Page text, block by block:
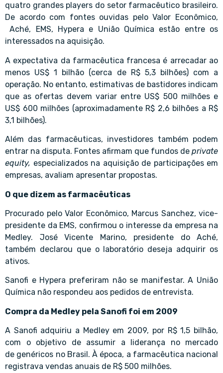
quatro grandes players do setor farmacêutico brasileiro.
De acordo com fontes ouvidas pelo Valor Econômico,
Aché, EMS, Hypera e União Química estão entre os
interessados na aquisição.
A expectativa da farmacêutica francesa é arrecadar ao
menos US$ 1 bilhão (cerca de R$ 5,3 bilhões) com a
operação. No entanto, estimativas de bastidores indicam
que as ofertas devem variar entre US$ 500 milhões e
US$ 600 milhões (aproximadamente R$ 2,6 bilhões a R$
3,1 bilhões).
Além das farmacêuticas, investidores também podem
entrar na disputa. Fontes afirmam que fundos de private
equity, especializados na aquisição de participações em
empresas, avaliam apresentar propostas.
O que dizem as farmacêuticas
Procurado pelo Valor Econômico, Marcus Sanchez, vice-
presidente da EMS, confirmou o interesse da empresa na
Medley. José Vicente Marino, presidente do Aché,
também declarou que o laboratório deseja adquirir os
ativos.
Sanofi e Hypera preferiram não se manifestar. A União
Química não respondeu aos pedidos de entrevista.
Compra da Medley pela Sanofi foi em 2009
A Sanofi adquiriu a Medley em 2009, por R$ 1,5 bilhão,
com o objetivo de assumir a liderança no mercado
de genéricos no Brasil. À época, a farmacêutica nacional
registrava vendas anuais de R$ 500 milhões.